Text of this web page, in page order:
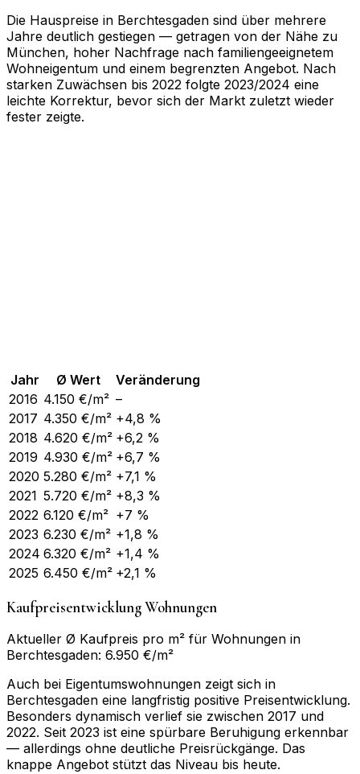
Die Hauspreise in Berchtesgaden sind über mehrere
Jahre deutlich gestiegen — getragen von der Nähe zu
München, hoher Nachfrage nach familiengeeignetem
Wohneigentum und einem begrenzten Angebot. Nach
starken Zuwächsen bis 2022 folgte 2023/2024 eine
leichte Korrektur, bevor sich der Markt zuletzt wieder
fester zeigte.
Jahr Ø Wert
Veränderung
2016 4.150 €/m² –
2017 4.350 €/m² +4,8 %
2018 4.620 €/m² +6,2 %
2019 4.930 €/m² +6,7 %
2020 5.280 €/m² +7,1 %
2021 5.720 €/m² +8,3 %
2022 6.120 €/m² +7 %
2023 6.230 €/m² +1,8 %
2024 6.320 €/m² +1,4 %
2025 6.450 €/m² +2,1 %
Kaufpreisentwicklung Wohnungen
Aktueller Ø Kaufpreis pro m² für Wohnungen in
Berchtesgaden: 6.950 €/m²
Auch bei Eigentumswohnungen zeigt sich in
Berchtesgaden eine langfristig positive Preisentwicklung.
Besonders dynamisch verlief sie zwischen 2017 und
2022. Seit 2023 ist eine spürbare Beruhigung erkennbar
— allerdings ohne deutliche Preisrückgänge. Das
knappe Angebot stützt das Niveau bis heute.